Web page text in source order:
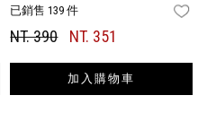
FAVORITES
已銷售 139 件
NT. 390 NT. 351
加入購物車